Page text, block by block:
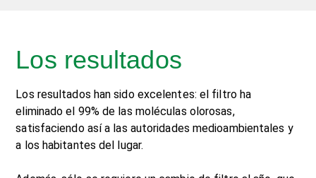
Los resultados
Los resultados han sido excelentes: el filtro ha
eliminado el 99% de las moléculas olorosas,
satisfaciendo así a las autoridades medioambientales y
a los habitantes del lugar.